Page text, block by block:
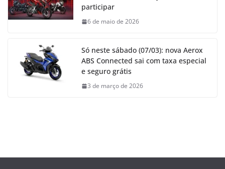
participar
6 de maio de 2026
Só neste sábado (07/03): nova Aerox
ABS Connected sai com taxa especial
e seguro grátis
3 de março de 2026